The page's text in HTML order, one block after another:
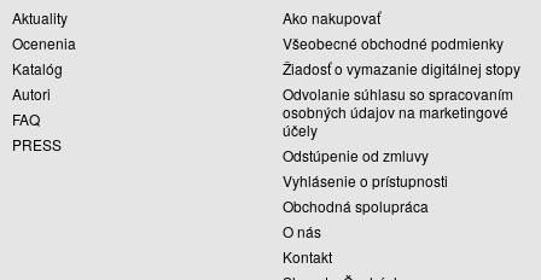
Aktuality
Ocenenia
Katalóg
Autori
FAQ
PRESS
Ako nakupovať
Všeobecné obchodné podmienky
Žiadosť o vymazanie digitálnej stopy
Odvolanie súhlasu so spracovaním
osobných údajov na marketingové
účely
Odstúpenie od zmluvy
Vyhlásenie o prístupnosti
Obchodná spolupráca
O nás
Kontakt